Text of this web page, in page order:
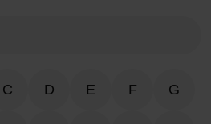
C D E F G